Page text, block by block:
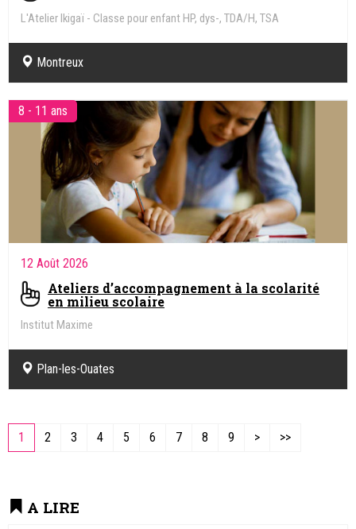
L'Atelier Ikigaï - Classe pour enfant HP, dys-, TDA/H, TSA
Montreux
8 - 11 ans
12 Août 2026
Ateliers d’accompagnement à la scolarité
en milieu scolaire
Institut Maxime
Plan-les-Ouates
1 2 3 4 5 6 7 8 9 > >>
A LIRE